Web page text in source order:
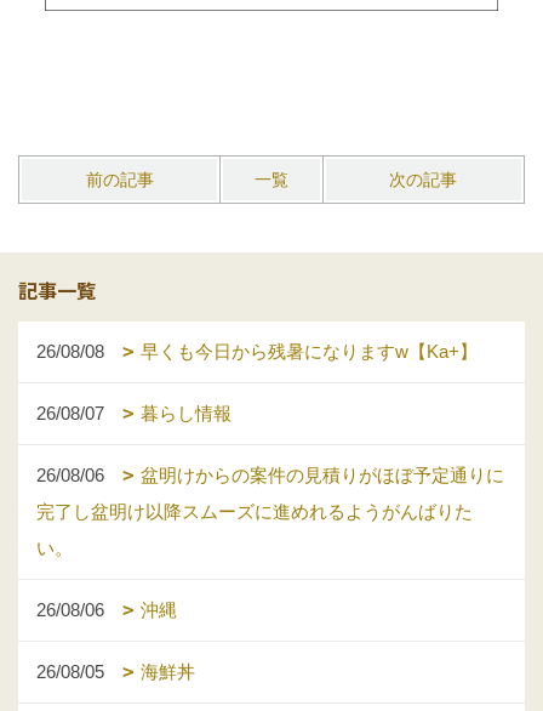
前の記事 一覧 次の記事
記事一覧
26/08/08 早くも今日から残暑になりますw【Ka+】
26/08/07 暮らし情報
26/08/06
盆明けからの案件の見積りがほぼ予定通りに
完了し盆明け以降スムーズに進めれるようがんばりた
い。
26/08/06 沖縄
26/08/05 海鮮丼